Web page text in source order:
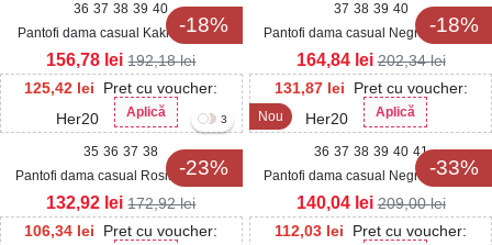
-18%
36 37 38 39 40
Pantofi dama casual Kaki din Piele
Ecologica Daney
125,42 lei
Pret cu voucher:
Her20
Aplică
156,78 lei 192,18lei
-18%
37 38 39 40
Pantofi dama casual Negri din Piele
Ecologica Kailina
131,87 lei
Pret cu voucher:
Her20
Aplică
164,84 lei 202,34lei
-23%
3
35 36 37 38
Pantofi dama casual Rosii din Piele
Ecologica Akai
106,34 lei
Pret cu voucher:
132,92 lei 172,92lei
Nou
-33%
36 37 38 39 40 41
Pantofi dama casual Negri din Piele
Ecologica Evayna
112,03 lei
Pret cu voucher:
140,04 lei 209,00lei